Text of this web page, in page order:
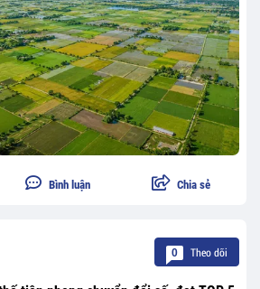
Bình luận Chia sẻ
0 Theo dõi